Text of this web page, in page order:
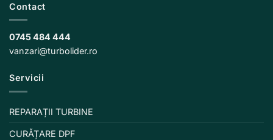
Contact
0745 484 444
vanzari@turbolider.ro
Servicii
REPARAȚII TURBINE
CURĂȚARE DPF